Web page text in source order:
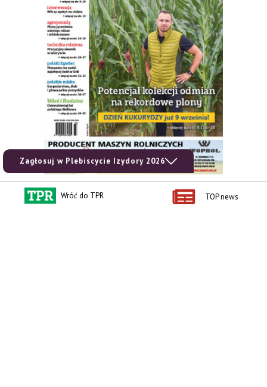
zobacz e-wydanie
Zagłosuj w Plebiscycie Izydory 2026
Wróć do TPR TOP news